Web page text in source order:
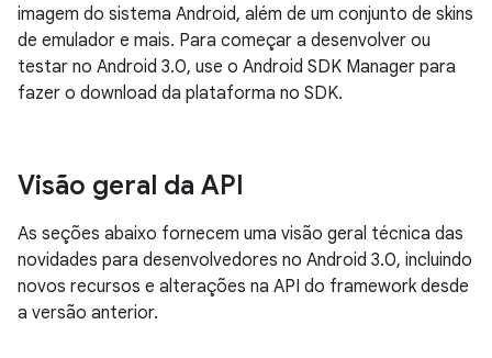
imagem do sistema Android, além de um conjunto de skins
de emulador e mais. Para começar a desenvolver ou
testar no Android 3.0, use o Android SDK Manager para
fazer o download da plataforma no SDK.
Visão geral da API
As seções abaixo fornecem uma visão geral técnica das
novidades para desenvolvedores no Android 3.0, incluindo
novos recursos e alterações na API do framework desde
a versão anterior.